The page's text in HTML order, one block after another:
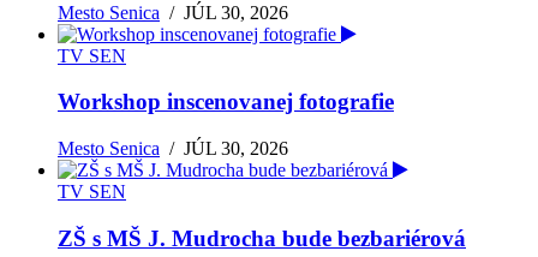
Mesto Senica /JÚL 30, 2026
TV SEN
Workshop inscenovanej fotografie
Mesto Senica /JÚL 30, 2026
TV SEN
ZŠ s MŠ J. Mudrocha bude bezbariérová